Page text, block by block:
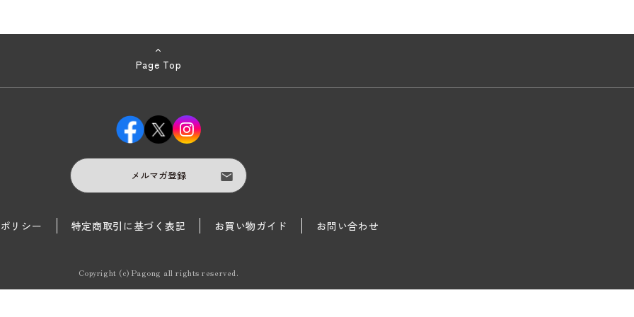
Page Top
メルマガ登録
リシー 特定商取引に基づく表記 お買い物ガイド お問い合わせ
Copyright (c) Pagong all rights reserved.